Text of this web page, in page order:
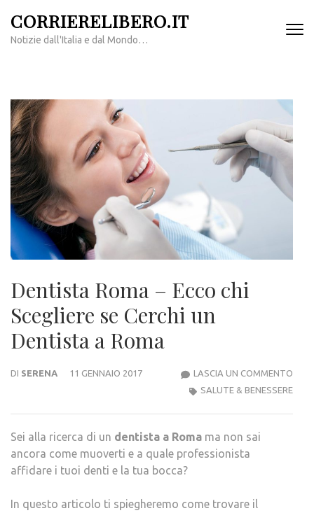
contenuto
CORRIERELIBERO.IT
Notizie dall'Italia e dal Mondo…
Dentista Roma – Ecco chi
Scegliere se Cerchi un
Dentista a Roma
DI SERENA 11 GENNAIO 2017 LASCIA UN COMMENTO
SALUTE & BENESSERE
Sei alla ricerca di un dentista a Roma ma non sai
ancora come muoverti e a quale professionista
affidare i tuoi denti e la tua bocca?
In questo articolo ti spiegheremo come trovare il